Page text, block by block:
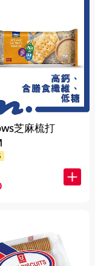
芝麻梳打